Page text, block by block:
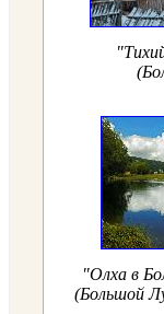
"Олха в
(Большой